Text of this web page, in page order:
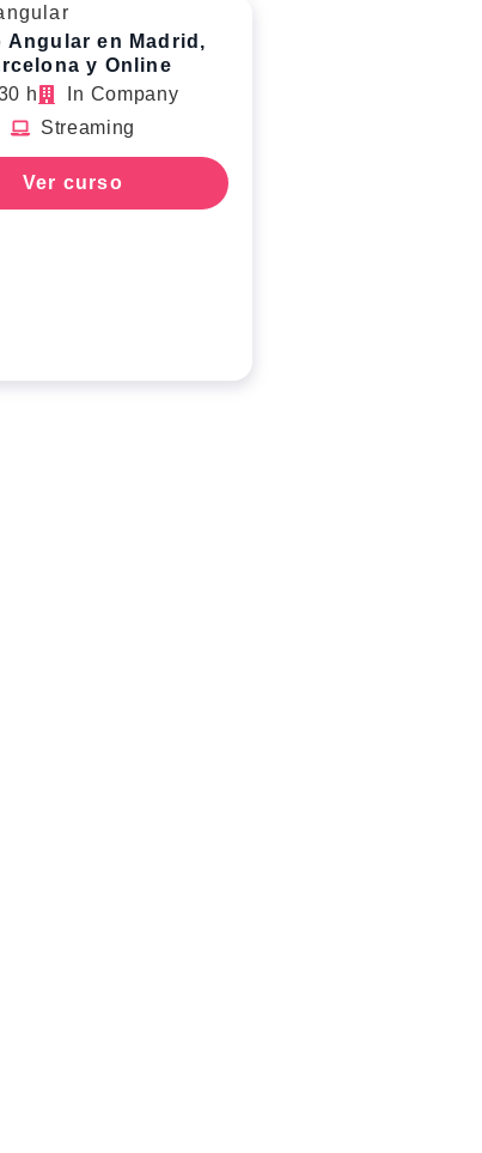
Angular en Madrid,
y Online
h
In Company
Streaming
Ver curso